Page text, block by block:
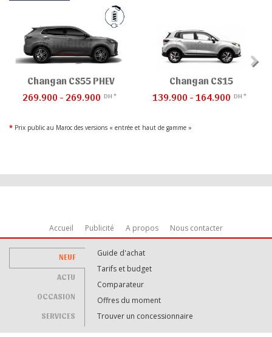
Changan CS55 PHEV
269.900 - 269.900 DH *
Changan CS15
139.900 - 164.900 DH *
* Prix public au Maroc des versions « entrée et haut de gamme »
Accueil Publicité A propos Nous contacter
NEUF
ACTU
OCCASION
SERVICES
Guide d'achat
Tarifs et budget
Comparateur
Offres du moment
Trouver un concessionnaire